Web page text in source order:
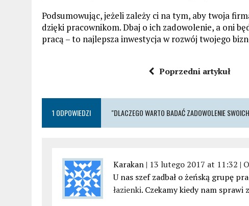
Podsumowując, jeżeli zależy ci na tym, aby twoja
dzięki pracownikom. Dbaj o ich zadowolenie, a oni
pracą – to najlepsza inwestycja w rozwój twojego
Poprzedni artykuł
1 ODPOWIEDZI "DLACZEGO WARTO BADAĆ ZADOWOLENIE
Karakan | 13 lutego 2017 at 11:32 |
U nas szef zadbał o żeńską grupę
łazienki. Czekamy kiedy nam